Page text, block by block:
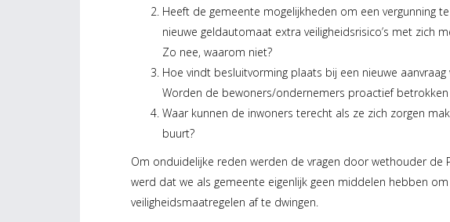
Heeft de gemeente mogelijkheden om een vergunning
nieuwe geldautomaat extra veiligheidsrisico’s met zich
Zo nee, waarom niet?
Hoe vindt besluitvorming plaats bij een nieuwe
Worden de bewoners/ondernemers proactief
Waar kunnen de inwoners terecht als ze zich zorgen
buurt?
Om onduidelijke reden werden de vragen door wethouder de
werd dat we als gemeente eigenlijk geen middelen hebben
veiligheidsmaatregelen af te dwingen.